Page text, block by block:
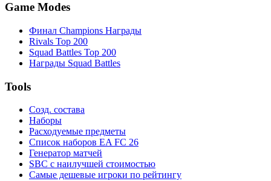
Game Modes
Финал Champions Награды
Rivals Top 200
Squad Battles Top 200
Награды Squad Battles
Tools
Созд. состава
Наборы
Расходуемые предметы
Список наборов EA FC 26
Генератор матчей
SBC с наилучшей стоимостью
Самые дешевые игроки по рейтингу